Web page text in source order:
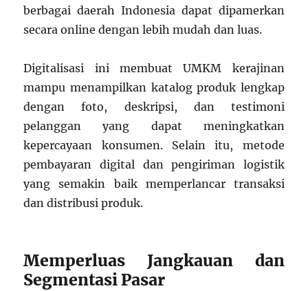
berbagai daerah Indonesia dapat dipamerkan
secara online dengan lebih mudah dan luas.
Digitalisasi ini membuat UMKM kerajinan
mampu menampilkan katalog produk lengkap
dengan foto, deskripsi, dan testimoni
pelanggan yang dapat meningkatkan
kepercayaan konsumen. Selain itu, metode
pembayaran digital dan pengiriman logistik
yang semakin baik memperlancar transaksi
dan distribusi produk.
Memperluas Jangkauan dan
Segmentasi Pasar